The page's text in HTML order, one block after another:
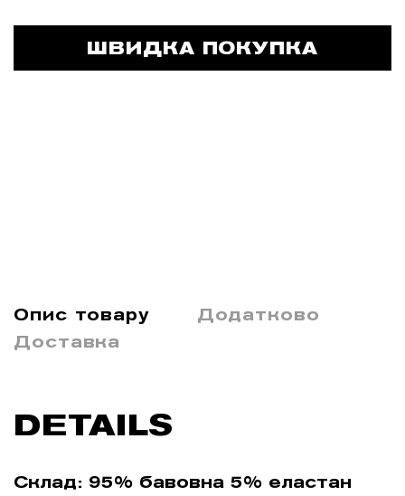
ШВИДКА ПОКУПКА
Опис товару
Додатково
Доставка
DETAILS
Склад: 95% бавовна 5% еластан